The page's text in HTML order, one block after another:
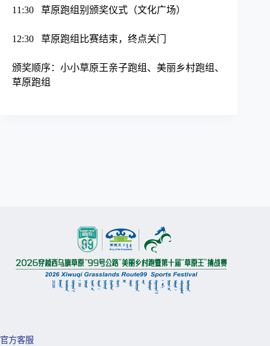
11:30 草原跑组别颁奖仪式（文化广场）
12:30 草原跑组比赛结束，终点关门
颁奖顺序：小小草原王亲子跑组、美丽乡村跑组、
草原跑组
官方客服